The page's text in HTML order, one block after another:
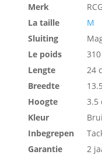
Merk
La taille
M
Sluiting
Le poids
Lengte
24
Breedte
Hoogte
3.5
Kleur
Inbegrepen
Garantie
2